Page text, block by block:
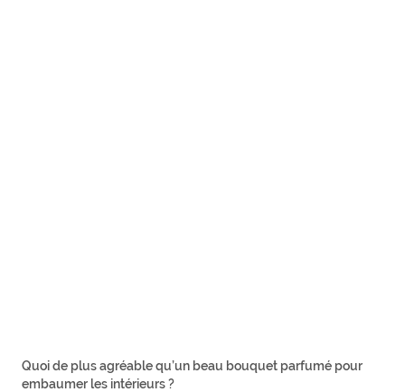
Quoi de plus agréable qu’un beau bouquet parfumé pour
embaumer les intérieurs ?